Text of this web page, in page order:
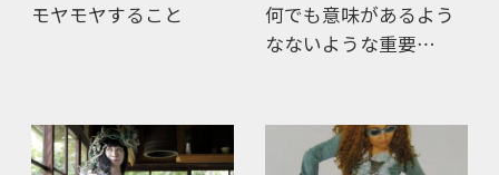
モヤモヤすること
何でも意味があるよう
なないような重要…